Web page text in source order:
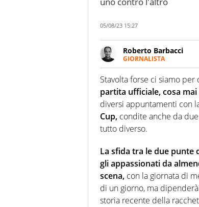
05/08/23 15:27
Roberto Barbacci
GIORNALISTA
Giornalista
chiedergli di boxe, di
Stavolta forse ci siamo per
partita ufficiale, cosa
diversi appuntamenti con
Cup, condite anche da
tutto diverso.
La sfida tra le due punte
gli appassionati da
scena, con la giornata di
di un giorno, ma
storia recente della